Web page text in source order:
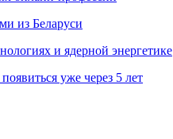
из Беларуси
и ядерной энергетике
уже через 5 лет